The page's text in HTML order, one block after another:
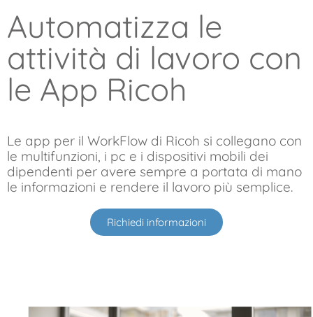
Automatizza le
attività di lavoro con
le App Ricoh
Le app per il WorkFlow di Ricoh si collegano con
le multifunzioni, i pc e i dispositivi mobili dei
dipendenti per avere sempre a portata di mano
le informazioni e rendere il lavoro più semplice.
Richiedi informazioni